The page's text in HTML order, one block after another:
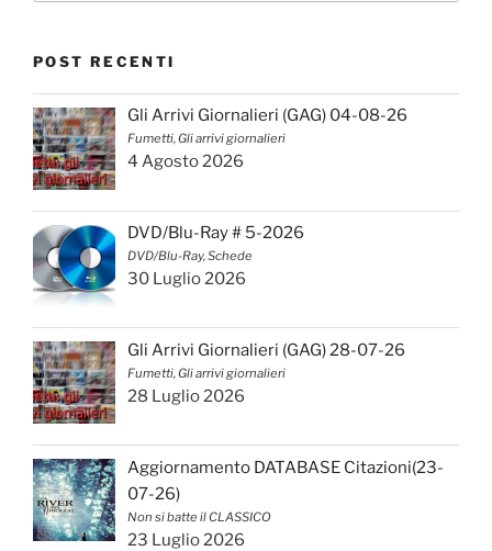
POST RECENTI
Gli Arrivi Giornalieri (GAG) 04-08-26
Fumetti, Gli arrivi giornalieri
4 Agosto 2026
DVD/Blu-Ray # 5-2026
DVD/Blu-Ray, Schede
30 Luglio 2026
Gli Arrivi Giornalieri (GAG) 28-07-26
Fumetti, Gli arrivi giornalieri
28 Luglio 2026
Aggiornamento DATABASE Citazioni(23-
07-26)
Non si batte il CLASSICO
23 Luglio 2026